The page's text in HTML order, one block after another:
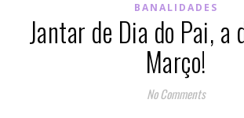
BANALIDADES
Jantar de Dia do Pai, a
Março!
No Comments